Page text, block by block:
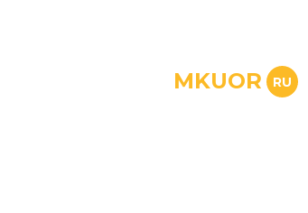
MKUOR RU